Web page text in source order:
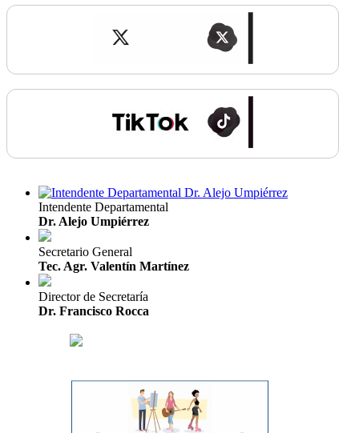
Intendente Departamental
Dr. Alejo Umpiérrez
Secretario General
Tec. Agr. Valentín Martínez
Director de Secretaría
Dr. Francisco Rocca